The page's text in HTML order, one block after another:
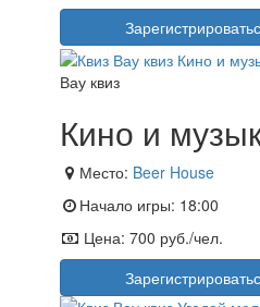
Вау квиз
Кино и
Место: Beer House
Начало игры: 18:00
Цена: 700 руб./чел.